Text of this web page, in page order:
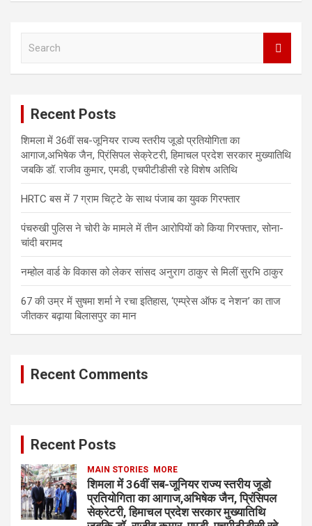
Recent Posts
शिमला में 36वीं सब-जूनियर राज्य स्तरीय जूडो प्रतियोगिता का
आगाज,अभिषेक जैन, प्रिंसिपल सेक्रेटरी, हिमाचल प्रदेश सरकार मुख्यातिथि
जबकि डॉ. राजीव कुमार, एमडी, एचपीटीडीसी रहे विशेष अतिथि
HRTC बस में 7 ग्राम चिट्टे के साथ पंजाब का युवक गिरफ्तार
पंचरुखी पुलिस ने चोरी के मामले में तीन आरोपियों को किया गिरफ्तार, सोना-
चांदी बरामद
नम्होल वार्ड के विकास को लेकर सांसद अनुराग ठाकुर से मिलीं सुरभि ठाकुर
67 की उम्र में सुषमा शर्मा ने रचा इतिहास, ‘एम्प्रेस ऑफ द नेशन’ का ताज
जीतकर बढ़ाया बिलासपुर का मान
Recent Comments
Recent Posts
MAIN STORIES MORE
शिमला में 36वीं सब-जूनियर राज्य स्तरीय जूडो
प्रतियोगिता का आगाज,अभिषेक जैन, प्रिंसिपल
सेक्रेटरी, हिमाचल प्रदेश सरकार मुख्यातिथि